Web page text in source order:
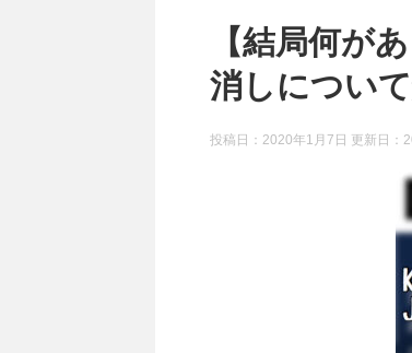
【結局何が
消しについ
投稿日：2020年1月7日 更新日：